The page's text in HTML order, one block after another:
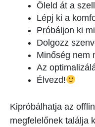
Öleld át a
Lépj ki a
Próbáljon ki
Dolgozz
Minőség nem
Az
Élvezd!
Kipróbálhatja az
megfelelőnek találja